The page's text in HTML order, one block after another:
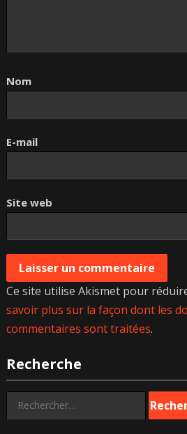
Nom
E-mail
Site web
Ce site utilise Akismet pour
savoir plus sur la façon dont les
commentaires sont traitées.
Recherche
Rechercher :